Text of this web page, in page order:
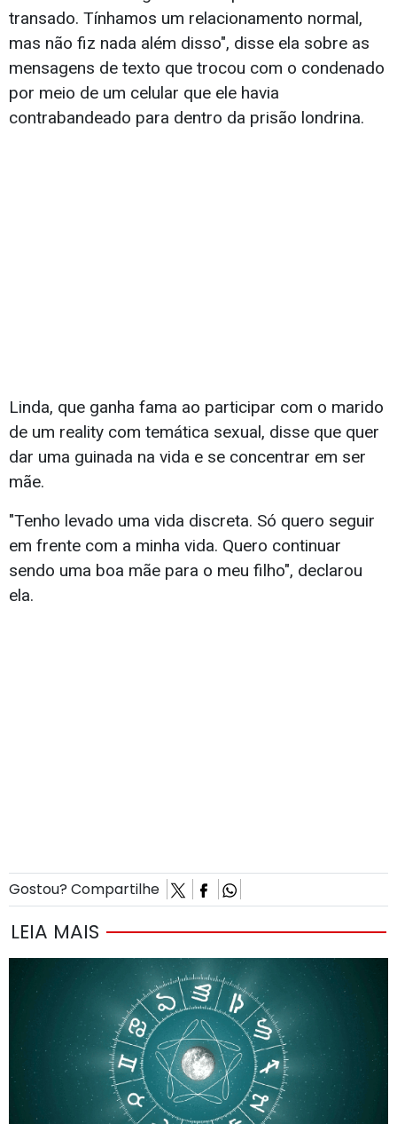
transado. Tínhamos um relacionamento normal,
mas não fiz nada além disso", disse ela sobre as
mensagens de texto que trocou com o condenado
por meio de um celular que ele havia
contrabandeado para dentro da prisão londrina.
Linda, que ganha fama ao participar com o marido
de um reality com temática sexual, disse que quer
dar uma guinada na vida e se concentrar em ser
mãe.
"Tenho levado uma vida discreta. Só quero seguir
em frente com a minha vida. Quero continuar
sendo uma boa mãe para o meu filho", declarou
ela.
Gostou? Compartilhe
LEIA MAIS